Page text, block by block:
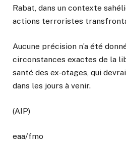
Rabat, dans un contexte
actions terroristes
Aucune précision n’a été
circonstances exactes de la
santé des ex-otages, qui
dans les jours à venir.
(AIP)
eaa/fmo